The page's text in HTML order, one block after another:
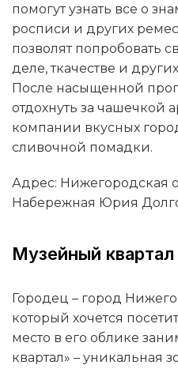
помогут узнать все о
росписи и других
позволят попробовать
деле, ткачестве и
После насыщенной
отдохнуть за чашечкой
компании вкусных
сливочной помадки.
Адрес: Нижегородская
Набережная Юрия
Музейный
Городец – город
который хочется
место в его облике
квартал» – уникальная